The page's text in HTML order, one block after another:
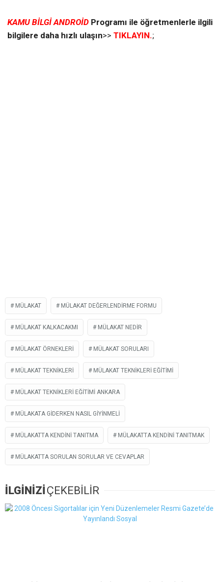
KAMU BİLGİ ANDROİD Programı ile öğretmenlerle ilgili
bilgilere daha hızlı ulaşın>> TIKLAYIN.;
MÜLAKAT MÜLAKAT DEĞERLENDIRME FORMU
MÜLAKAT KALKACAKMI MÜLAKAT NEDIR
MÜLAKAT ÖRNEKLERI MÜLAKAT SORULARI
MÜLAKAT TEKNIKLERI MÜLAKAT TEKNIKLERI EĞITIMI
MÜLAKAT TEKNIKLERI EĞITIMI ANKARA
MÜLAKATA GIDERKEN NASIL GIYINMELI
MÜLAKATTA KENDINI TANITMA MÜLAKATTA KENDINI TANITMAK
MÜLAKATTA SORULAN SORULAR VE CEVAPLAR
İLGİNİZİ ÇEKEBİLİR